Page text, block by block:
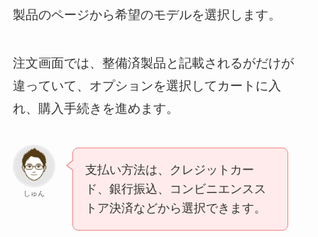
製品のページから希望のモデルを選択します。
注文画面では、整備済製品と記載されるがだけが
違っていて、オプションを選択してカートに入
れ、購入手続きを進めます。
しゅん
支払い方法は、クレジットカー
ド、銀行振込、コンビニエンスス
トア決済などから選択できます。